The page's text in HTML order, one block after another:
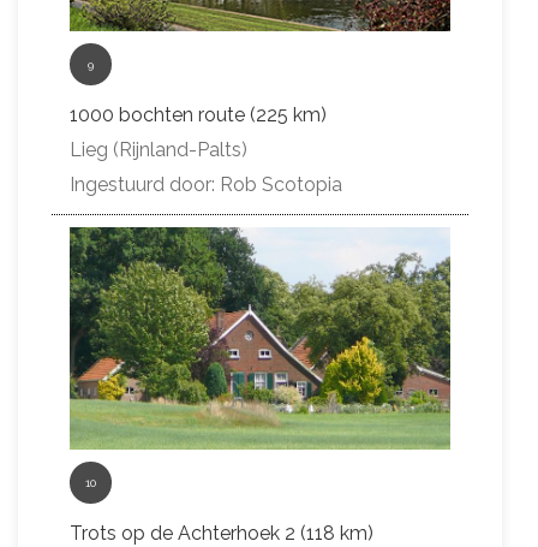
9
1000 bochten route (225 km)
Lieg (Rijnland-Palts)
Ingestuurd door: Rob Scotopia
10
Trots op de Achterhoek 2 (118 km)